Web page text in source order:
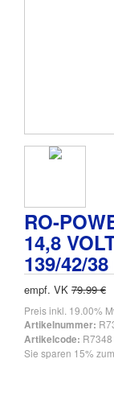
RO-
14,8
139/42/
empf. VK 79.99 €
Preis inkl. 19.00%
Artikelnummer:
Artikelcode: R7348
Sie sparen 15%